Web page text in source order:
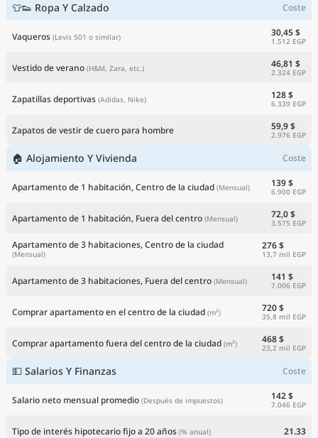
👕👟 Ropa Y Calzado Coste
Vaqueros (Levis 501 o similar) 30,45 $
1.512 EGP
Vestido de verano (H&M, Zara, etc.) 46,81 $
2.324 EGP
Zapatillas deportivas (Adidas, Nike) 128 $
6.339 EGP
Zapatos de vestir de cuero para hombre 59,9 $
2.976 EGP
🏠 Alojamiento Y Vivienda Coste
Apartamento de 1 habitación, Centro de la ciudad (Mensual) 139 $
6.900 EGP
Apartamento de 1 habitación, Fuera del centro (Mensual) 72,0 $
3.575 EGP
Apartamento de 3 habitaciones, Centro de la ciudad
(Mensual)
276 $
13,7 mil EGP
Apartamento de 3 habitaciones, Fuera del centro (Mensual) 141 $
7.006 EGP
Comprar apartamento en el centro de la ciudad (m²) 720 $
35,8 mil EGP
Comprar apartamento fuera del centro de la ciudad (m²) 468 $
23,2 mil EGP
💵 Salarios Y Finanzas Coste
Salario neto mensual promedio (Después de impuestos) 142 $
7.046 EGP
Tipo de interés hipotecario fijo a 20 años (% anual) 21.33